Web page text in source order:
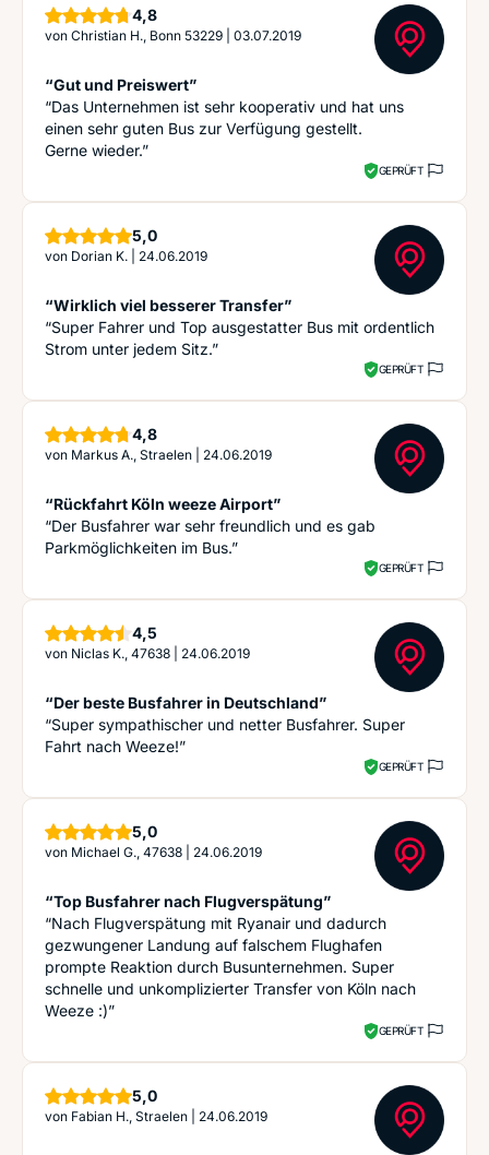
4,8Sterne
von Christian H., Bonn 53229 03.07.2019
“Gut und Preiswert”
“Das Unternehmen ist sehr kooperativ und hat uns
einen sehr guten Bus zur Verfügung gestellt.
Gerne wieder.”
GEPRÜFT
5,0Sterne
von Dorian K. 24.06.2019
“Wirklich viel besserer Transfer”
“Super Fahrer und Top ausgestatter Bus mit ordentlich
Strom unter jedem Sitz.”
GEPRÜFT
4,8Sterne
von Markus A., Straelen 24.06.2019
“Rückfahrt Köln weeze Airport”
“Der Busfahrer war sehr freundlich und es gab
Parkmöglichkeiten im Bus.”
GEPRÜFT
4,5
von Niclas K., 47638 24.06.2019
“Der beste Busfahrer in Deutschland”
“Super sympathischer und netter Busfahrer. Super
Fahrt nach Weeze!”
GEPRÜFT
5,0Sterne
von Michael G., 47638 24.06.2019
“Top Busfahrer nach Flugverspätung”
“Nach Flugverspätung mit Ryanair und dadurch
gezwungener Landung auf falschem Flughafen
prompte Reaktion durch Busunternehmen. Super
schnelle und unkomplizierter Transfer von Köln nach
Weeze :)”
GEPRÜFT
5,0Sterne
von Fabian H., Straelen 24.06.2019